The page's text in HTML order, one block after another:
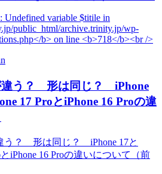
違う？ 形は同じ？ iPhone
17 ProとiPhone 16 Proの違